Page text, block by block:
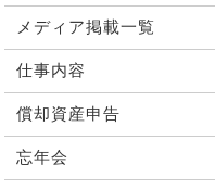
メディア掲載一覧
仕事内容
償却資産申告
忘年会